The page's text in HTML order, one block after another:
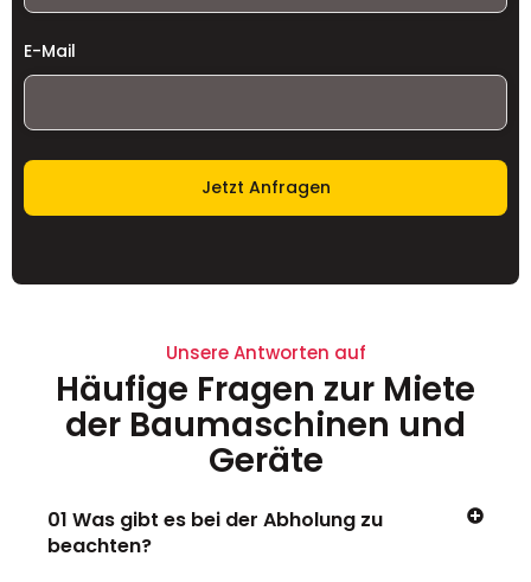
E-Mail
Jetzt Anfragen
Unsere Antworten auf
Häufige Fragen zur Miete
der Baumaschinen und
Geräte
01 Was gibt es bei der Abholung zu
beachten?